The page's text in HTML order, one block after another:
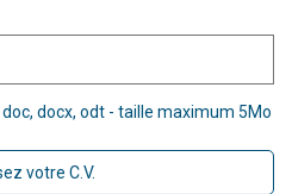
docx, odt - taille maximum 5Mo
votre C.V.